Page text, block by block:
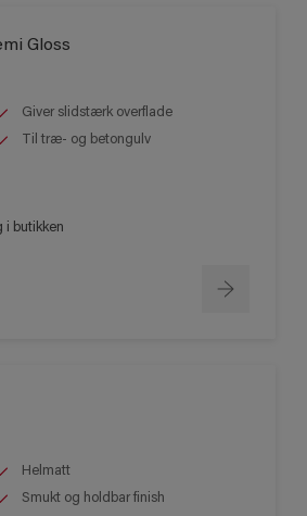
Gloss
Giver slidstærk overflade
Til træ- og betongulv
i butikken
Helmatt
Smukt og holdbar finish